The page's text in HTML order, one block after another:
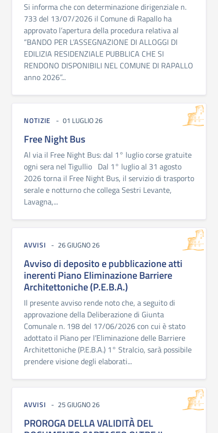
Si informa che con determinazione dirigenziale n.
733 del 13/07/2026 il Comune di Rapallo ha
approvato l’apertura della procedura relativa al
“BANDO PER L’ASSEGNAZIONE DI ALLOGGI DI
EDILIZIA RESIDENZIALE PUBBLICA CHE SI
RENDONO DISPONIBILI NEL COMUNE DI RAPALLO
anno 2026”...
NOTIZIE 01 LUGLIO 26
Free Night Bus
Al via il Free Night Bus: dal 1° luglio corse gratuite
ogni sera nel Tigullio Dal 1° luglio al 31 agosto
2026 torna il Free Night Bus, il servizio di trasporto
serale e notturno che collega Sestri Levante,
Lavagna,...
AVVISI 26 GIUGNO 26
Avviso di deposito e pubblicazione atti
inerenti Piano Eliminazione Barriere
Architettoniche (P.E.B.A.)
Il presente avviso rende noto che, a seguito di
approvazione della Deliberazione di Giunta
Comunale n. 198 del 17/06/2026 con cui è stato
adottato il Piano per l’Eliminazione delle Barriere
Architettoniche (P.E.B.A.) 1° Stralcio, sarà possibile
prendere visione degli elaborati...
AVVISI 25 GIUGNO 26
PROROGA DELLA VALIDITÀ DEL